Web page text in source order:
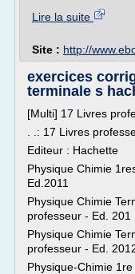
Lire la suite
Site : http://
exercices
terminale s
[Multi] 17 Livres
. .: 17 Livres
Editeur : Hachette
Physique Chimie
Ed.2011
Physique Chimie
professeur - Ed. 201
Physique Chimie
professeur - Ed.
Physique-Chimie